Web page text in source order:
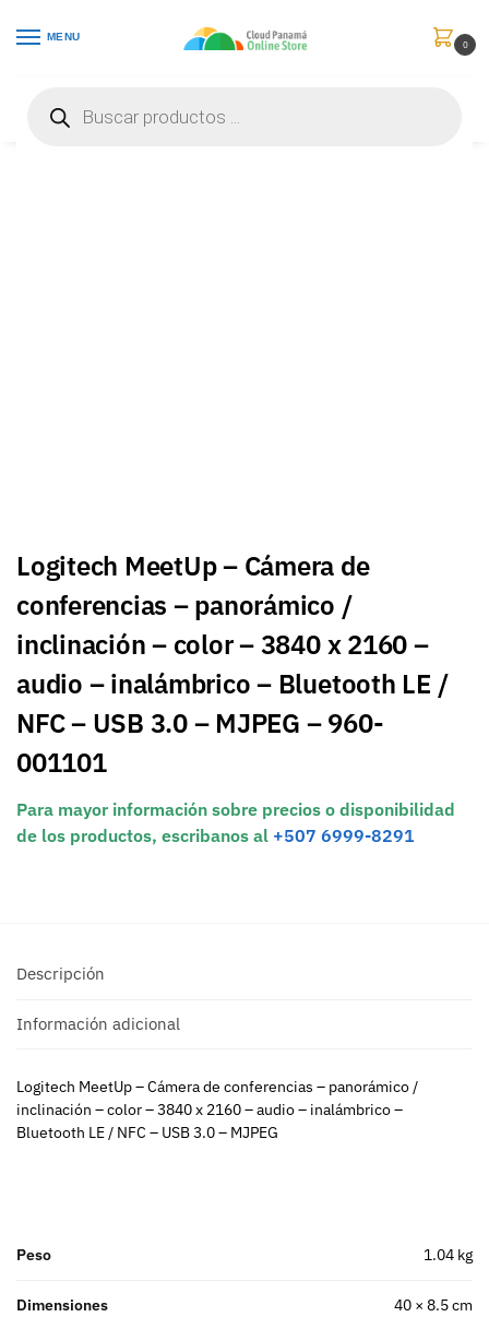
MENU
0
Logitech MeetUp – Cámera de
conferencias – panorámico /
inclinación – color – 3840 x 2160 –
audio – inalámbrico – Bluetooth LE /
NFC – USB 3.0 – MJPEG – 960-
001101
Para mayor información sobre precios o disponibilidad
de los productos, escribanos al +507 6999-8291
Descripción
Información adicional
Logitech MeetUp – Cámera de conferencias – panorámico /
inclinación – color – 3840 x 2160 – audio – inalámbrico –
Bluetooth LE / NFC – USB 3.0 – MJPEG
Peso 1.04 kg
Dimensiones 40 × 8.5 cm